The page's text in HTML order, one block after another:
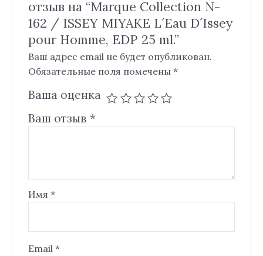
отзыв на “Marque Collection N-
162 / ISSEY MIYAKE L´Eau D´Issey
pour Homme, EDP 25 ml.”
Ваш адрес email не будет опубликован.
Обязательные поля помечены *
Ваша оценка
Ваш отзыв *
Имя *
Email *